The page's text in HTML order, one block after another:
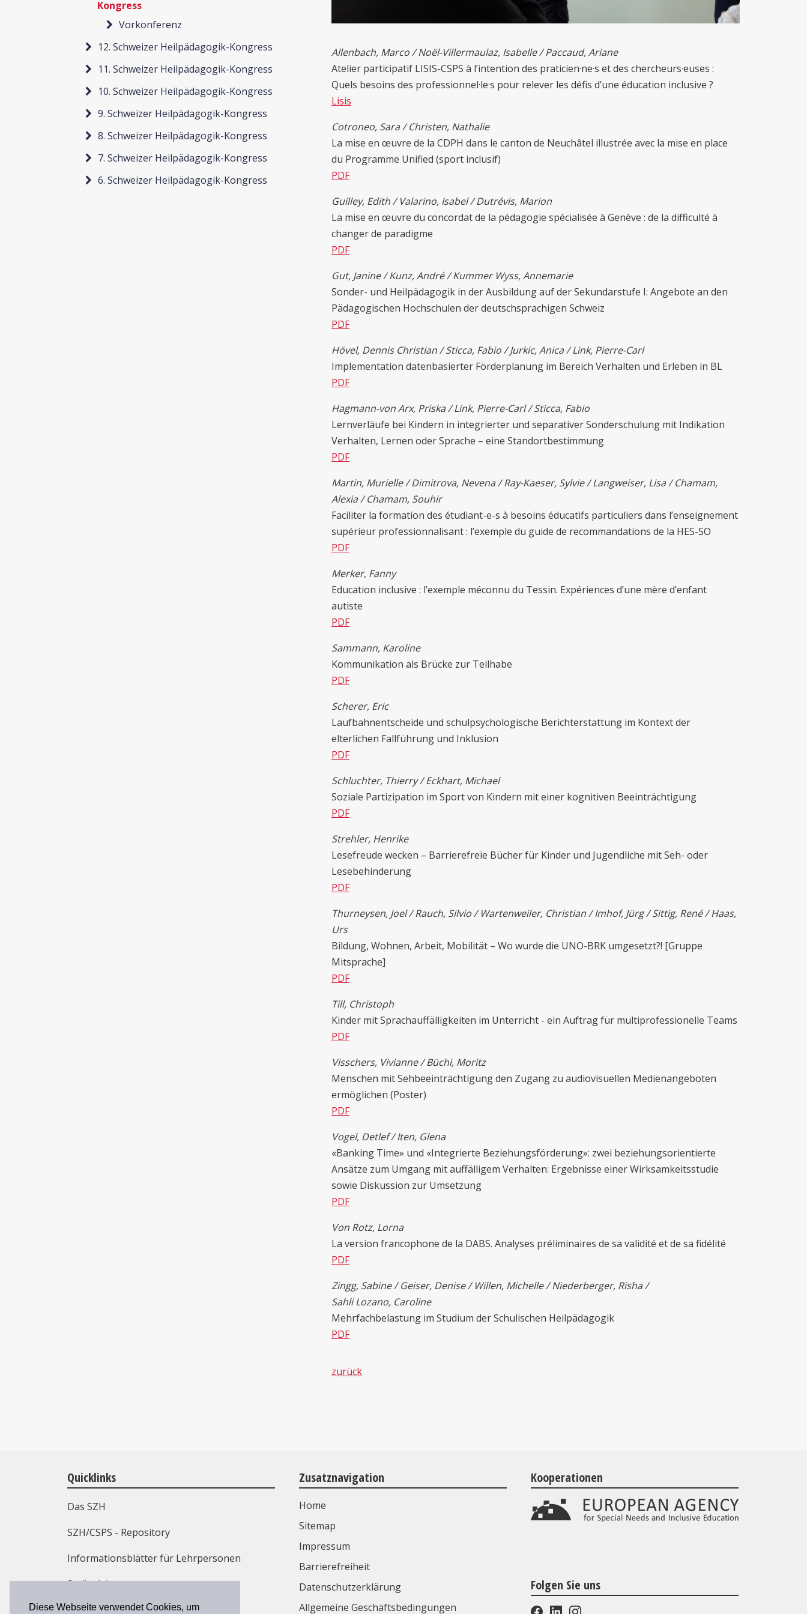
Diese Webseite verwendet Cookies, um
Kongress
Vorkonferenz
12. Schweizer Heilpädagogik-Kongress
11. Schweizer Heilpädagogik-Kongress
10. Schweizer Heilpädagogik-Kongress
9. Schweizer Heilpädagogik-Kongress
8. Schweizer Heilpädagogik-Kongress
7. Schweizer Heilpädagogik-Kongress
6. Schweizer Heilpädagogik-Kongress
Allenbach, Marco / Noël-Villermaulaz, Isabelle / Paccaud, Ariane
Atelier participatif LISIS-CSPS à l’intention des praticien·ne·s et des chercheurs·euses :
Quels besoins des professionnel·le·s pour relever les défis d’une éducation inclusive ?
Lisis
Cotroneo, Sara / Christen, Nathalie
La mise en œuvre de la CDPH dans le canton de Neuchâtel illustrée avec la mise en place
du Programme Unified (sport inclusif)
PDF
Guilley, Edith / Valarino, Isabel / Dutrévis, Marion
La mise en œuvre du concordat de la pédagogie spécialisée à Genève : de la difficulté à
changer de paradigme
PDF
Gut, Janine / Kunz, André / Kummer Wyss, Annemarie
Sonder- und Heilpädagogik in der Ausbildung auf der Sekundarstufe I: Angebote an den
Pädagogischen Hochschulen der deutschsprachigen Schweiz
PDF
Hövel, Dennis Christian / Sticca, Fabio / Jurkic, Anica / Link, Pierre-Carl
Implementation datenbasierter Förderplanung im Bereich Verhalten und Erleben in BL
PDF
Hagmann-von Arx, Priska /Link, Pierre-Carl /Sticca, Fabio
Lernverläufe bei Kindern in integrierter und separativer Sonderschulung mit Indikation
Verhalten, Lernen oder Sprache – eine Standortbestimmung
PDF
Martin, Murielle / Dimitrova, Nevena / Ray-Kaeser, Sylvie / Langweiser, Lisa / Chamam,
Alexia / Chamam, Souhir
Faciliter la formation des étudiant-e-s à besoins éducatifs particuliers dans l’enseignement
supérieur professionnalisant : l’exemple du guide de recommandations de la HES-SO
PDF
Merker, Fanny
Education inclusive : l’exemple méconnu du Tessin. Expériences d’une mère d’enfant
autiste
PDF
Sammann, Karoline
Kommunikation als Brücke zur Teilhabe
PDF
Scherer, Eric
Laufbahnentscheide und schulpsychologische Berichterstattung im Kontext der
elterlichen Fallführung und Inklusion
PDF
Schluchter, Thierry / Eckhart, Michael
Soziale Partizipation im Sport von Kindern mit einer kognitiven Beeinträchtigung
PDF
Strehler, Henrike
Lesefreude wecken – Barrierefreie Bücher für Kinder und Jugendliche mit Seh- oder
Lesebehinderung
PDF
Thurneysen, Joel / Rauch, Silvio / Wartenweiler, Christian / Imhof, Jürg / Sittig, René / Haas,
Urs
Bildung, Wohnen, Arbeit, Mobilität – Wo wurde die UNO-BRK umgesetzt?! [Gruppe
Mitsprache]
PDF
Till, Christoph
Kinder mit Sprachauffälligkeiten im Unterricht - ein Auftrag für multiprofessionelle Teams
PDF
Visschers, Vivianne / Büchi, Moritz
Menschen mit Sehbeeinträchtigung den Zugang zu audiovisuellen Medienangeboten
ermöglichen (Poster)
PDF
Vogel, Detlef / Iten, Glena
«Banking Time» und «Integrierte Beziehungsförderung»: zwei beziehungsorientierte
Ansätze zum Umgang mit auffälligem Verhalten: Ergebnisse einer Wirksamkeitsstudie
sowie Diskussion zur Umsetzung
PDF
Von Rotz, Lorna
La version francophone de la DABS. Analyses préliminaires de sa validité et de sa fidélité
PDF
Zingg, Sabine / Geiser, Denise / Willen, Michelle /Niederberger, Risha /
Sahli Lozano, Caroline
Mehrfachbelastung im Studium der Schulischen Heilpädagogik
PDF
zurück
Quicklinks
Das SZH
SZH/CSPS - Repository
Informationsblätter für Lehrpersonen
Stellenbörse
Weiterbildung
Zusatznavigation
Home
Sitemap
Impressum
Barrierefreiheit
Datenschutzerklärung
Allgemeine Geschäftsbedingungen
Kooperationen
Folgen Sie uns